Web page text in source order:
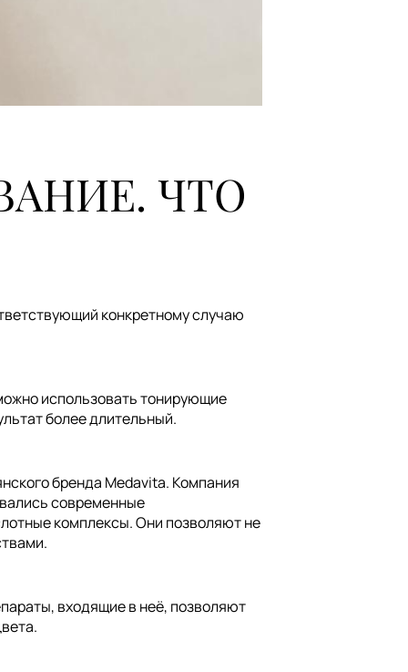
ЧТО
конкретному случаю
использовать тонирующие
более длительный.
бренда Medavita. Компания
современные
комплексы. Они позволяют не
входящие в неё, позволяют